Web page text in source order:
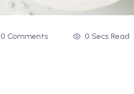
0 Comments 0 Secs Read